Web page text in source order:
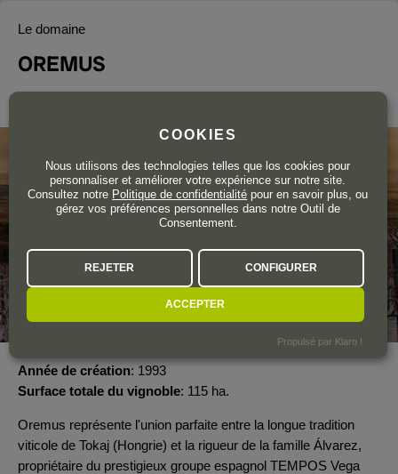
Le domaine
OREMUS
Année de création 1993
Surface totale du vignoble 115 ha.
Oremus représente l'union parfaite entre la longue tradition
viticole de Tokaj (Hongrie) et la rigueur de la famille Álvarez,
propriétaire du prestigieux groupe espagnol TEMPOS Vega
COOKIES
Nous utilisons des technologies telles que los cookies pour
personnaliser et améliorer votre expérience sur notre site.
Consultez notre Politique de confidentialité pour en savoir plus, ou
gérez vos préférences personnelles dans notre Outil de
Consentement.
REJETER CONFIGURER
ACCEPTER
Propulsé par Klaro !